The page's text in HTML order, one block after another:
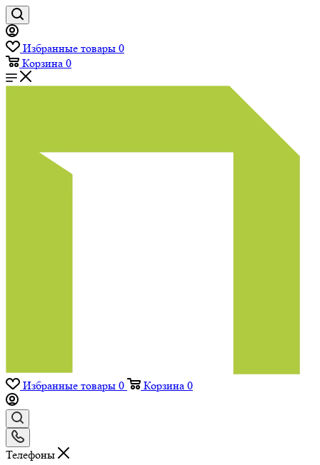
Избранные товары 0
Корзина 0
Избранные товары 0 Корзина 0
Телефоны